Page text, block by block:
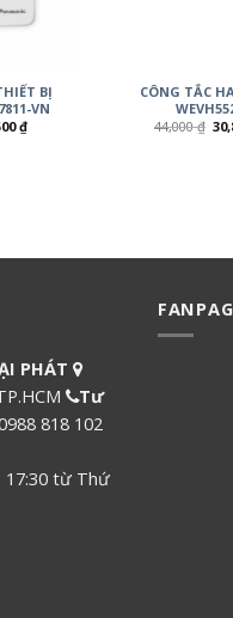
BỊ
VN
₫
CÔNG TẮC
44,000₫
PHÁT
Tư
818 102
17:30 từ Thứ